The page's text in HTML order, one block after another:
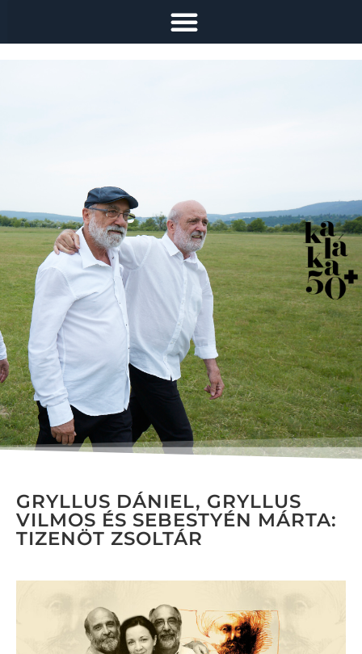
GRYLLUS DÁNIEL, GRYLLUS
VILMOS ÉS SEBESTYÉN MÁRTA:
TIZENÖT ZSOLTÁR